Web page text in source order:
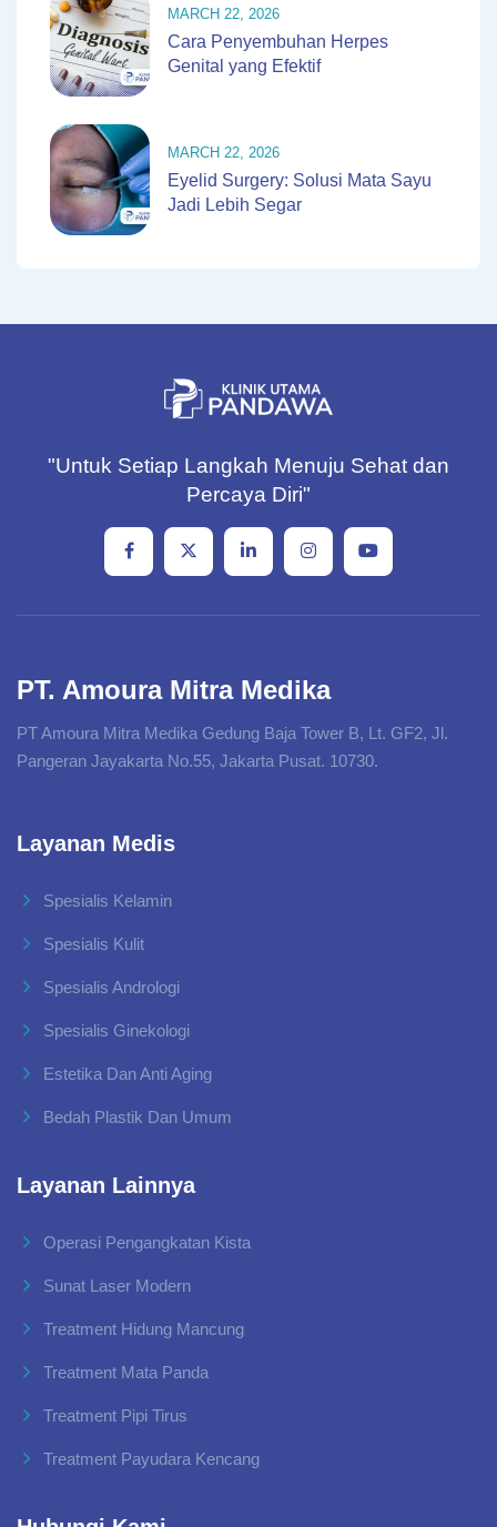
MARCH 22, 2026
Cara Penyembuhan Herpes
Genital yang Efektif
MARCH 22, 2026
Eyelid Surgery: Solusi Mata Sayu
Jadi Lebih Segar
"Untuk Setiap Langkah Menuju Sehat dan
Percaya Diri"
PT. Amoura Mitra Medika
PT Amoura Mitra Medika Gedung Baja Tower B, Lt. GF2, Jl.
Pangeran Jayakarta No.55, Jakarta Pusat. 10730.
Layanan Medis
Spesialis Kelamin
Spesialis Kulit
Spesialis Andrologi
Spesialis Ginekologi
Estetika Dan Anti Aging
Bedah Plastik Dan Umum
Layanan Lainnya
Operasi Pengangkatan Kista
Sunat Laser Modern
Treatment Hidung Mancung
Treatment Mata Panda
Treatment Pipi Tirus
Treatment Payudara Kencang